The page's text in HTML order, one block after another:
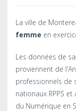
La ville de
femme en
Les données de
proviennent de
professionnels de
nationaux RPPS
du Numérique en